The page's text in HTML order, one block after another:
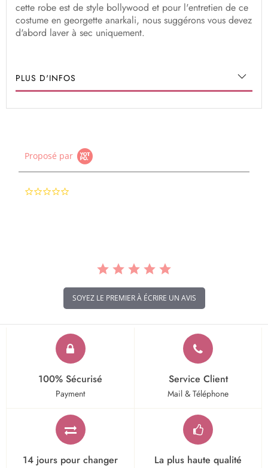
cette robe est de style bollywood et pour l'entretien de ce
costume en georgette anarkali, nous suggérons vous devez
d'abord laver à sec uniquement.
PLUS D'INFOS
Proposé par
SOYEZ LE PREMIER À ÉCRIRE UN AVIS
100% Sécurisé
Payment
Service Client
Mail & Téléphone
14 jours pour changer La plus haute qualité